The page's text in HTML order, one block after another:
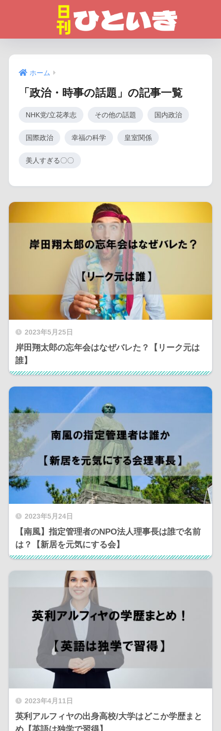
ホーム
「政治・時事の話題」の記事一覧
NHK党/立花孝志 その他の話題 国内政治
国際政治 幸福の科学 皇室関係
美人すぎる〇〇
2023年5月25日
岸田翔太郎の忘年会はなぜバレた？【リーク元は
誰】
2023年5月24日
【南風】指定管理者のNPO法人理事長は誰で名前
は？【新居を元気にする会】
2023年4月11日
英利アルフィヤの出身高校/大学はどこか学歴まと